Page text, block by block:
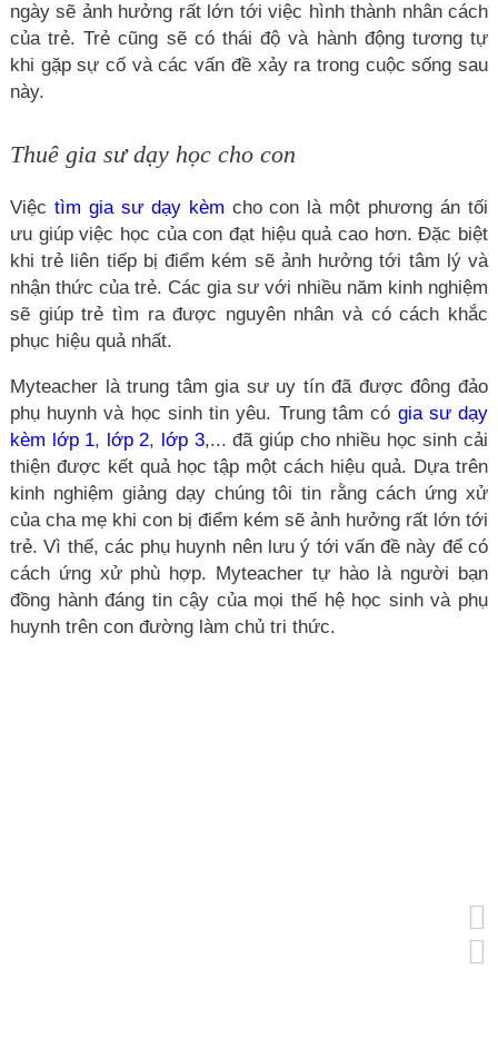
ngày sẽ ảnh hưởng rất lớn tới việc hình thành nhân cách
của trẻ. Trẻ cũng sẽ có thái độ và hành động tương tự
khi gặp sự cố và các vấn đề xảy ra trong cuộc sống sau
này.
Thuê gia sư dạy học cho con
Việc tìm gia sư dạy kèm cho con là một phương án tối
ưu giúp việc học của con đạt hiệu quả cao hơn. Đặc biệt
khi trẻ liên tiếp bị điểm kém sẽ ảnh hưởng tới tâm lý và
nhận thức của trẻ. Các gia sư với nhiều năm kinh nghiệm
sẽ giúp trẻ tìm ra được nguyên nhân và có cách khắc
phục hiệu quả nhất.
Myteacher là trung tâm gia sư uy tín đã được đông đảo
phụ huynh và học sinh tin yêu. Trung tâm có gia sư dạy
kèm lớp 1, lớp 2, lớp 3,... đã giúp cho nhiều học sinh cải
thiện được kết quả học tập một cách hiệu quả. Dựa trên
kinh nghiệm giảng dạy chúng tôi tin rằng cách ứng xử
của cha mẹ khi con bị điểm kém sẽ ảnh hưởng rất lớn tới
trẻ. Vì thế, các phụ huynh nên lưu ý tới vấn đề này để có
cách ứng xử phù hợp. Myteacher tự hào là người bạn
đồng hành đáng tin cậy của mọi thế hệ học sinh và phụ
huynh trên con đường làm chủ tri thức.